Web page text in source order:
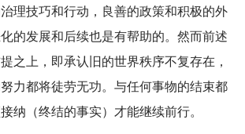
理技巧和行动，良善的政策和积极的外
的发展和后续也是有帮助的。然而前述
之上，即承认旧的世界秩序不复存在，
力都将徒劳无功。与任何事物的结束都
纳（终结的事实）才能继续前行。